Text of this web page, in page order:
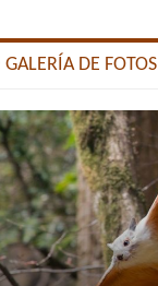
DE FOTOS